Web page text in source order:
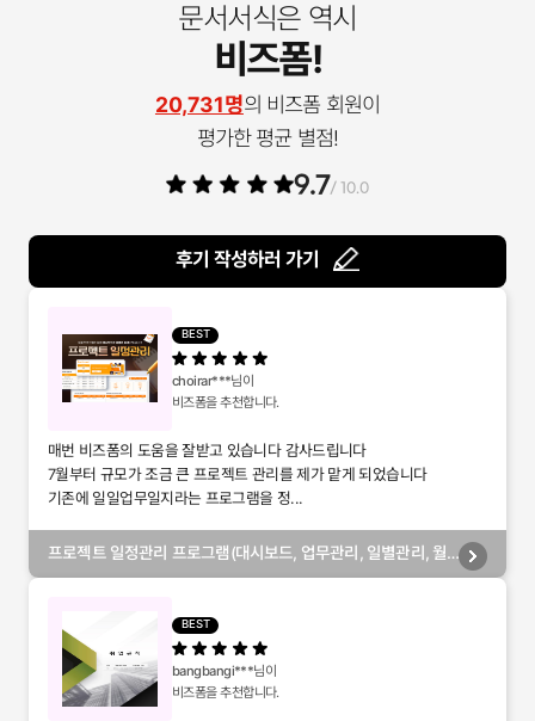
문서서식은 역시
비즈폼!
20,731명의 비즈폼 회원이
평가한 평균 별점!
9.7/ 10.0
후기 작성하러 가기
BEST
choirar***님이
비즈폼을 추천합니다.
매번 비즈폼의 도움을 잘받고 있습니다 감사드립니다
7월부터 규모가 조금 큰 프로젝트 관리를 제가 맡게 되었습니다
기존에 일일업무일지라는 프로그램을 정...
프로젝트 일정관리 프로그램(대시보드, 업무관리, 일별관리, 월
BEST
bangbangi***님이
비즈폼을 추천합니다.